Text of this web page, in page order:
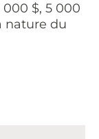
$, 5 000
nature du